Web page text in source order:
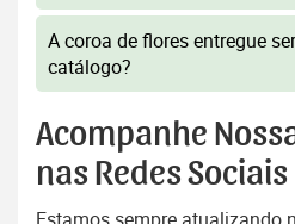
A coroa de flores entregue
catálogo?
Acompanhe
nas Redes Sociais